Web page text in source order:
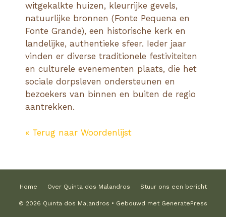
witgekalkte huizen, kleurrijke gevels,
natuurlijke bronnen (Fonte Pequena en
Fonte Grande), een historische kerk en
landelijke, authentieke sfeer. Ieder jaar
vinden er diverse traditionele festiviteiten
en culturele evenementen plaats, die het
sociale dorpsleven ondersteunen en
bezoekers van binnen en buiten de regio
aantrekken.
« Terug naar Woordenlijst
Home Over Quinta dos Malandros Stuur ons een bericht
© 2026 Quinta dos Malandros • Gebouwd met GeneratePress